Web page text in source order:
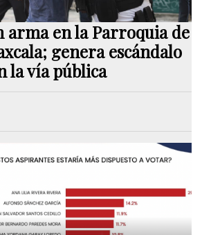
arma en la Parroquia de
genera escándalo
la vía pública